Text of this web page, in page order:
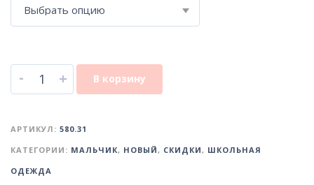
Выбрать опцию
- + В корзину
АРТИКУЛ: 580.31
КАТЕГОРИИ: МАЛЬЧИК, НОВЫЙ, СКИДКИ, ШКОЛЬНАЯ
ОДЕЖДА